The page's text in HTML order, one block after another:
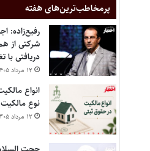
پر‌مخاطب‌ترین‌های هفته
رفیع‌زاده:
شرکتی از
دریافتی
۱۲ مرداد ۱۴۰۵
نوع
۱۲ مرداد ۱۴۰۵